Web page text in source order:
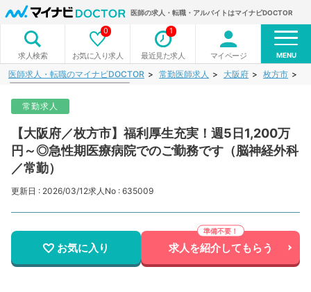
医師の求人・転職・アルバイトはマイナビDOCTOR
求人検索 お気に入り求人
0
最近見た求人
1
マイページ MENU
医師求人・転職のマイナビDOCTOR 常勤医師求人 大阪府 枚方市
常勤求人
【大阪府／枚方市】福利厚生充実！週5日1,200万
円～◎急性期医療病院でのご勤務です（脳神経外科
／常勤）
更新日 : 2026/03/12求人No : 635009
お気に入り 求人を紹介してもらう